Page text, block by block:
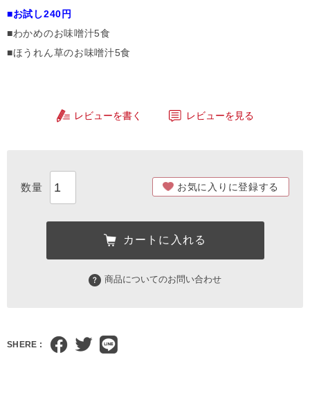
■お試し240円
■わかめのお味噌汁5食
■ほうれん草のお味噌汁5食
レビューを書く レビューを見る
お気に入りに登録する
カートに入れる
商品についてのお問い合わせ
SHERE :